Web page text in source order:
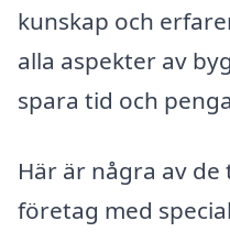
kunskap och
alla aspekter av
spara tid och
Här är några av
företag med